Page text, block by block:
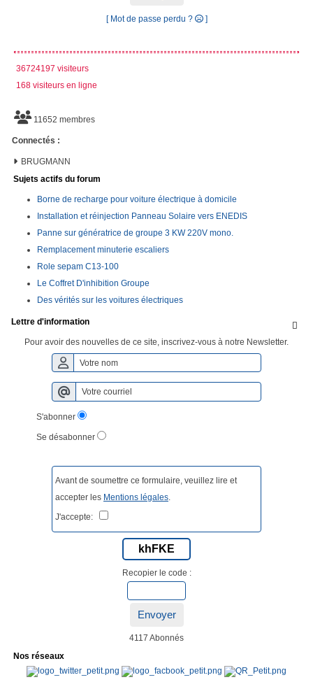
[ Mot de passe perdu ? ]
36724197 visiteurs
168 visiteurs en ligne
11652 membres
Connectés :
BRUGMANN
Sujets actifs du forum
Borne de recharge pour voiture électrique à domicile
Installation et réinjection Panneau Solaire vers ENEDIS
Panne sur génératrice de groupe 3 KW 220V mono.
Remplacement minuterie escaliers
Role sepam C13-100
Le Coffret D'inhibition Groupe
Des vérités sur les voitures électriques

Lettre d'information
Pour avoir des nouvelles de ce site, inscrivez-vous à notre Newsletter.
S'abonner
Se désabonner
Avant de soumettre ce formulaire, veuillez lire et
accepter les Mentions légales.
J'accepte:
khFKE
Recopier le code :
Envoyer
4117 Abonnés
Nos réseaux